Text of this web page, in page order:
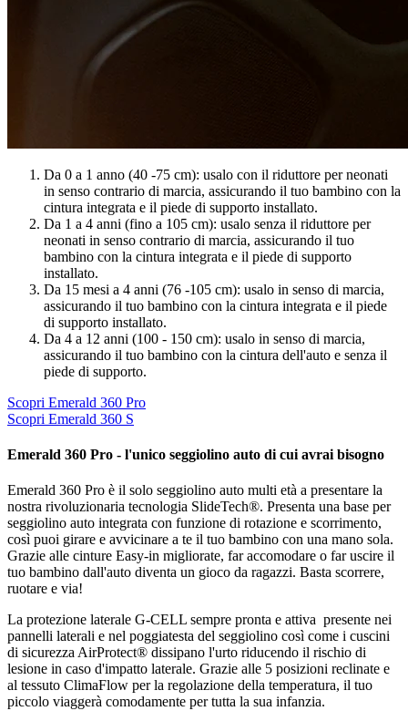
Da 0 a 1 anno (40 -75 cm): usalo con il riduttore per neonati
in senso contrario di marcia, assicurando il tuo bambino con la
cintura integrata e il piede di supporto installato.
Da 1 a 4 anni (fino a 105 cm): usalo senza il riduttore per
neonati in senso contrario di marcia, assicurando il tuo
bambino con la cintura integrata e il piede di supporto
installato.
Da 15 mesi a 4 anni (76 -105 cm): usalo in senso di marcia,
assicurando il tuo bambino con la cintura integrata e il piede
di supporto installato.
Da 4 a 12 anni (100 - 150 cm): usalo in senso di marcia,
assicurando il tuo bambino con la cintura dell'auto e senza il
piede di supporto.
Scopri Emerald 360 Pro
Scopri Emerald 360 S
Emerald 360 Pro - l'unico seggiolino auto di cui avrai bisogno
Emerald 360 Pro è il solo seggiolino auto multi età a presentare la
nostra rivoluzionaria tecnologia SlideTech®. Presenta una base per
seggiolino auto integrata con funzione di rotazione e scorrimento,
così puoi girare e avvicinare a te il tuo bambino con una mano sola.
Grazie alle cinture Easy-in migliorate, far accomodare o far uscire il
tuo bambino dall'auto diventa un gioco da ragazzi. Basta scorrere,
ruotare e via!
La protezione laterale G-CELL sempre pronta e attiva presente nei
pannelli laterali e nel poggiatesta del seggiolino così come i cuscini
di sicurezza AirProtect® dissipano l'urto riducendo il rischio di
lesione in caso d'impatto laterale. Grazie alle 5 posizioni reclinate e
al tessuto ClimaFlow per la regolazione della temperatura, il tuo
piccolo viaggerà comodamente per tutta la sua infanzia.